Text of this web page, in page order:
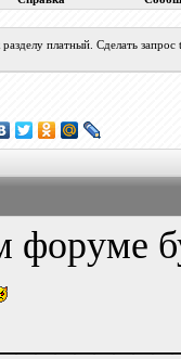
платный. Сделать
форуме